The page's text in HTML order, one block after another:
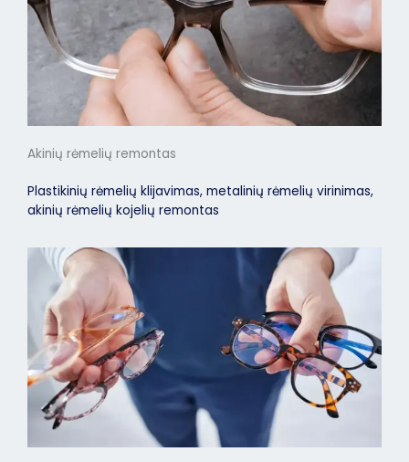
Akinių rėmelių remontas
Plastikinių rėmelių klijavimas, metalinių rėmelių virinimas,
akinių rėmelių kojelių remontas